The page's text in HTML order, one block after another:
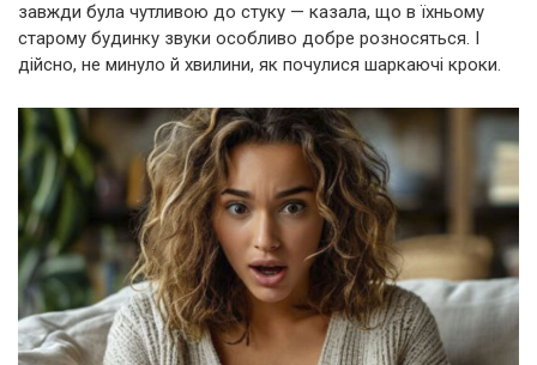
завжди була чутливою до стуку — казала, що в їхньому
старому будинку звуки особливо добре розносяться. І
дійсно, не минуло й хвилини, як почулися шаркаючі кроки.